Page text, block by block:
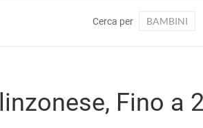
Cerca per BAMBINI
Fino a